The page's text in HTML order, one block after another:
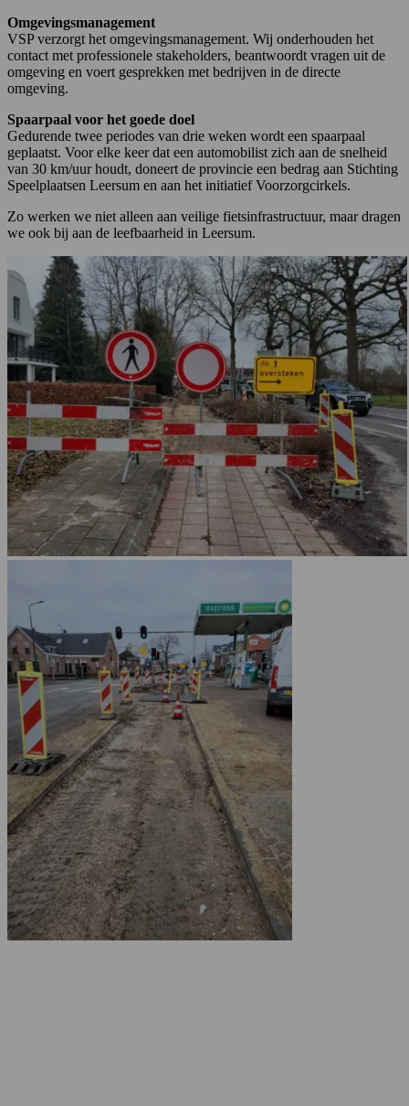
Omgevingsmanagement
VSP verzorgt het omgevingsmanagement. Wij onderhouden het
contact met professionele stakeholders, beantwoordt vragen uit de
omgeving en voert gesprekken met bedrijven in de directe
omgeving.
Spaarpaal voor het goede doel
Gedurende twee periodes van drie weken wordt een spaarpaal
geplaatst. Voor elke keer dat een automobilist zich aan de snelheid
van 30 km/uur houdt, doneert de provincie een bedrag aan Stichting
Speelplaatsen Leersum en aan het initiatief Voorzorgcirkels.
Zo werken we niet alleen aan veilige fietsinfrastructuur, maar dragen
we ook bij aan de leefbaarheid in Leersum.